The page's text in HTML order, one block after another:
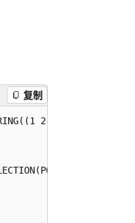
复制
2,3 4),(7 8,6